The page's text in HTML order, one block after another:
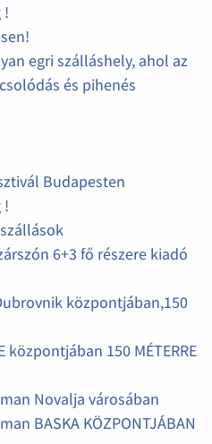
!
egri szálláshely, ahol az
és pihenés
Budapesten
!
6+3 fő részere kiadó
központjában,150
központjában 150 MÉTERRE
Novalja városában
BASKA KÖZPONTJÁBAN